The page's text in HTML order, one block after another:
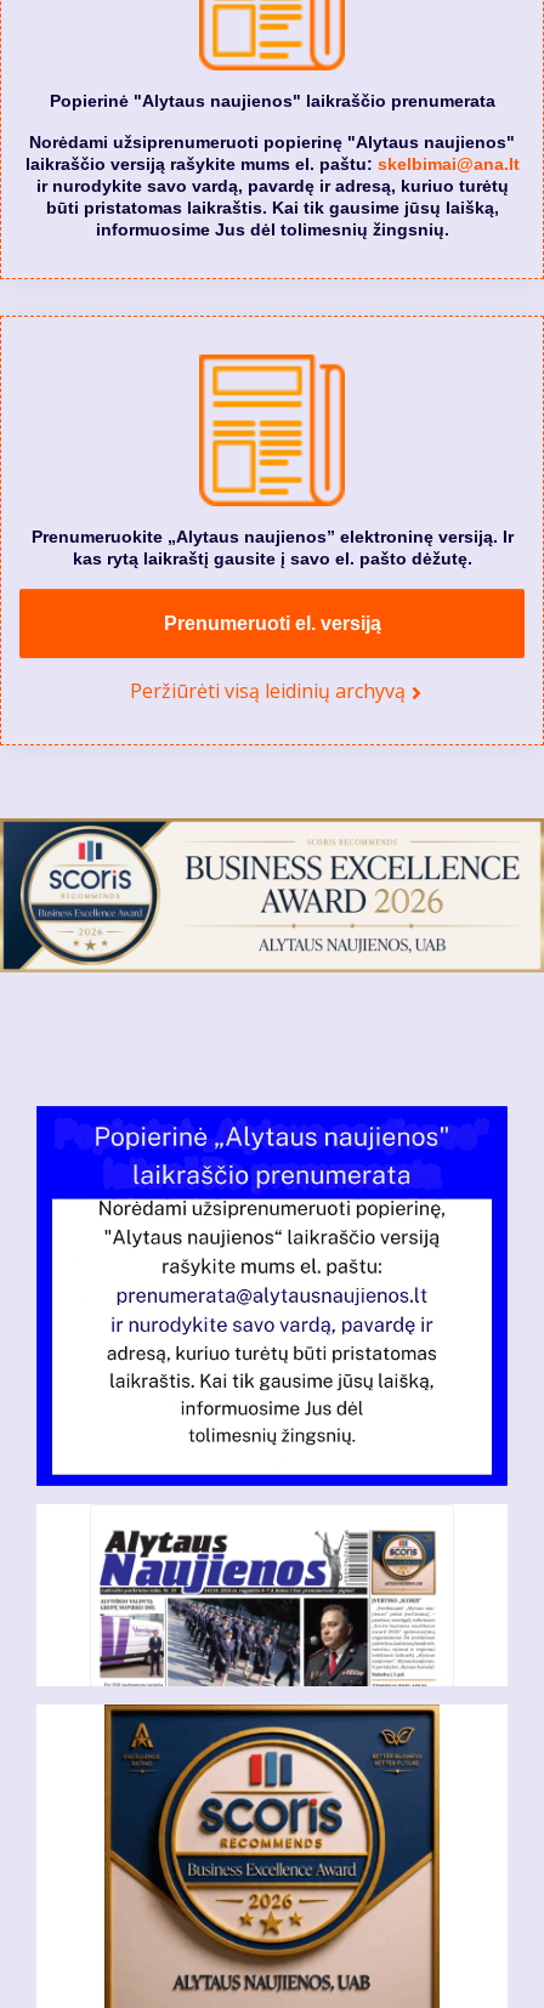
Popierinė "Alytaus naujienos" laikraščio prenumerata
Norėdami užsiprenumeruoti popierinę "Alytaus naujienos"
laikraščio versiją rašykite mums el. paštu: skelbimai@ana.lt
ir nurodykite savo vardą, pavardę ir adresą, kuriuo turėtų
būti pristatomas laikraštis. Kai tik gausime jūsų laišką,
informuosime Jus dėl tolimesnių žingsnių.
Prenumeruokite „Alytaus naujienos” elektroninę versiją. Ir
kas rytą laikraštį gausite į savo el. pašto dėžutę.
Prenumeruoti el. versiją
Peržiūrėti visą leidinių archyvą